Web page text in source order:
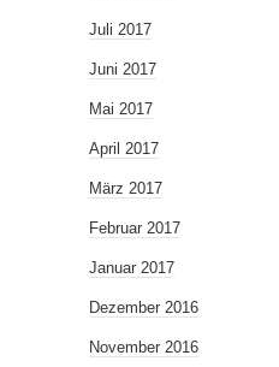
Juli 2017
Juni 2017
Mai 2017
April 2017
März 2017
Februar 2017
Januar 2017
Dezember 2016
November 2016